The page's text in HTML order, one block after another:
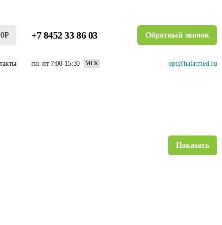
0Р +7 8452 33 86 03 Обратный звонок
пн–пт 7:00-15:30 МСК opt@halatmed.ru
Показать